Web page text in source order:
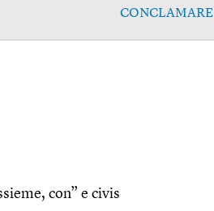
CONCLAMARE
con” e civis